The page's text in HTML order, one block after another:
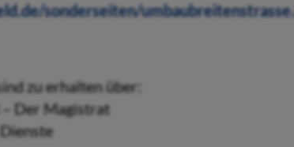
sonderseiten/
zu erhalten über:
Der Magistrat